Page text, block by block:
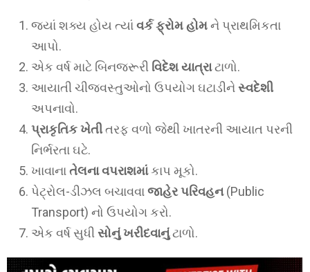
જ્યાં શક્ય હોય ત્યાંવર્ક ફ્રોમ હોમને પ્રાથમિકતા
આપો.
એક વર્ષ માટે બિનજરૂરી વિદેશ યાત્રાટાળો.
આયાતી ચીજવસ્તુઓનો ઉપયોગ ઘટાડીનેસ્વદેશી
અપનાવો.
પ્રાકૃતિક ખેતીતરફ વળો જેથી ખાતરની આયાત પરની
નિર્ભરતા ઘટે.
ખાવાનાતેલના વપરાશમાંકાપ મૂકો.
પેટ્રોલ-ડીઝલ બચાવવાજાહેર પરિવહન(Public
Transport) નો ઉપયોગ કરો.
એક વર્ષ સુધીસોનું ખરીદવાનુંટાળો.